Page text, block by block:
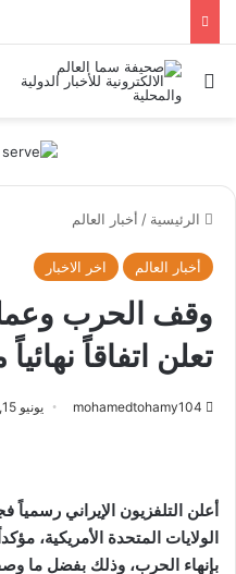
بحث عن
الرئيسية / أخبار العالم
أخبار العالم اخر الاخبار
وقف الحرب
تعلن اتفاقاً
mohamedtohamy104 يونيو 15, 2026
أعلن التلفزيون الإيراني رسمياً
الولايات المتحدة الأمريكية،
بإنهاء الحرب، وذلك بفضل ما